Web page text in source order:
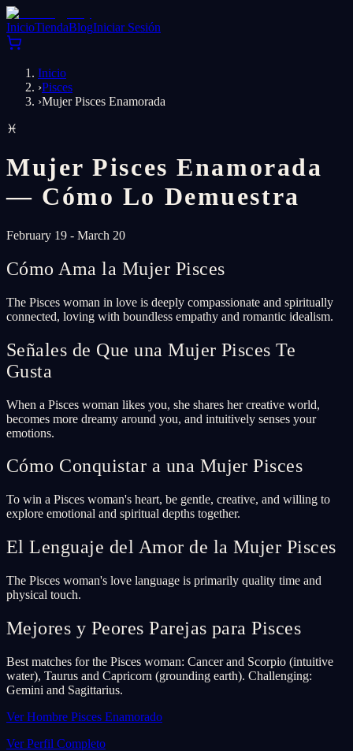
InicioTiendaBlogIniciar Sesión
Inicio
›Pisces
›Mujer Pisces Enamorada
♓
Mujer Pisces Enamorada
— Cómo Lo Demuestra
February 19 - March 20
Cómo Ama la Mujer Pisces
The Pisces woman in love is deeply compassionate and spiritually
connected, loving with boundless empathy and romantic idealism.
Señales de Que una Mujer Pisces Te
Gusta
When a Pisces woman likes you, she shares her creative world,
becomes more dreamy around you, and intuitively senses your
emotions.
Cómo Conquistar a una Mujer Pisces
To win a Pisces woman's heart, be gentle, creative, and willing to
explore emotional and spiritual depths together.
El Lenguaje del Amor de la Mujer Pisces
The Pisces woman's love language is primarily quality time and
physical touch.
Mejores y Peores Parejas para Pisces
Best matches for the Pisces woman: Cancer and Scorpio (intuitive
water), Taurus and Capricorn (grounding earth). Challenging:
Gemini and Sagittarius.
Ver Hombre Pisces Enamorado
Ver Perfil Completo